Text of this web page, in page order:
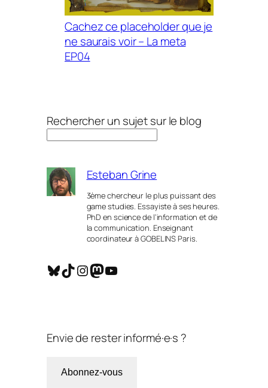
Cachez ce placeholder que je
ne saurais voir – La meta
EP04
Rechercher un sujet sur le blog
Esteban Grine
3ème chercheur le plus puissant des
game studies. Essayiste à ses heures.
PhD en science de l’information et de
la communication. Enseignant
coordinateur à GOBELINS Paris.
Bluesky TikTok InstagramMastodon YouTube
Envie de rester informé·e·s ?
Abonnez-vous